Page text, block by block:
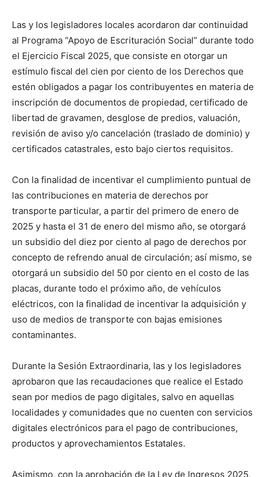
Las y los legisladores locales acordaron dar continuidad
al Programa “Apoyo de Escrituración Social” durante todo
el Ejercicio Fiscal 2025, que consiste en otorgar un
estímulo fiscal del cien por ciento de los Derechos que
estén obligados a pagar los contribuyentes en materia de
inscripción de documentos de propiedad, certificado de
libertad de gravamen, desglose de predios, valuación,
revisión de aviso y/o cancelación (traslado de dominio) y
certificados catastrales, esto bajo ciertos requisitos.
Con la finalidad de incentivar el cumplimiento puntual de
las contribuciones en materia de derechos por
transporte particular, a partir del primero de enero de
2025 y hasta el 31 de enero del mismo año, se otorgará
un subsidio del diez por ciento al pago de derechos por
concepto de refrendo anual de circulación; así mismo, se
otorgará un subsidio del 50 por ciento en el costo de las
placas, durante todo el próximo año, de vehículos
eléctricos, con la finalidad de incentivar la adquisición y
uso de medios de transporte con bajas emisiones
contaminantes.
Durante la Sesión Extraordinaria, las y los legisladores
aprobaron que las recaudaciones que realice el Estado
sean por medios de pago digitales, salvo en aquellas
localidades y comunidades que no cuenten con servicios
digitales electrónicos para el pago de contribuciones,
productos y aprovechamientos Estatales.
Asimismo, con la aprobación de la Ley de Ingresos 2025,